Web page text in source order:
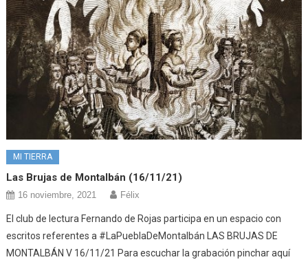
MI TIERRA
Las Brujas de Montalbán (16/11/21)
16 noviembre, 2021 Félix
El club de lectura Fernando de Rojas participa en un espacio con
escritos referentes a #LaPueblaDeMontalbán LAS BRUJAS DE
MONTALBÁN V 16/11/21 Para escuchar la grabación pinchar aquí